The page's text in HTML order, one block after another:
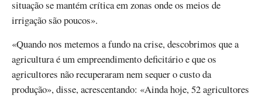
situação se mantém crítica em zonas onde os meios de
irrigação são poucos».
«Quando nos metemos a fundo na crise, descobrimos que a
agricultura é um empreendimento deficitário e que os
agricultores não recuperaram nem sequer o custo da
produção», disse, acrescentando: «Ainda hoje, 52 agricultores